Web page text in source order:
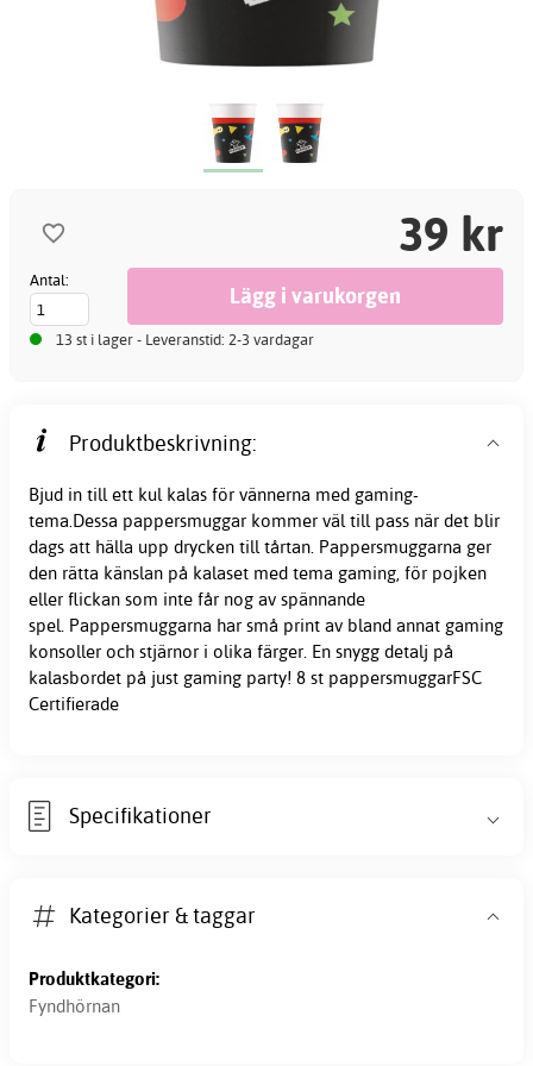
39 kr
Antal:
13 st i lager - Leveranstid: 2-3 vardagar
Produktbeskrivning:
Bjud in till ett kul kalas för vännerna med gaming-
tema.Dessa pappersmuggar kommer väl till pass när det blir
dags att hälla upp drycken till tårtan. Pappersmuggarna ger
den rätta känslan på kalaset med tema gaming, för pojken
eller flickan som inte får nog av spännande
spel. Pappersmuggarna har små print av bland annat gaming
konsoller och stjärnor i olika färger. En snygg detalj på
kalasbordet på just gaming party! 8 st pappersmuggarFSC
Certifierade
Specifikationer
Kategorier & taggar
Produktkategori:
Fyndhörnan